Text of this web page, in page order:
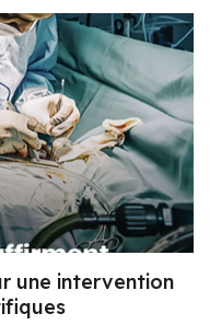
une intervention